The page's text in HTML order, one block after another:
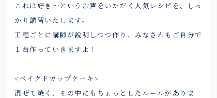
これは好き～というお声をいただく人気レシピを、しっ
かり講習いたします。
工程ごとに講師が説明しつつ作り、みなさんもご自分で
１台作っていきますよ！
<ベイクドカップケーキ>
混ぜて焼く、その中にもちょっとしたルールがありま